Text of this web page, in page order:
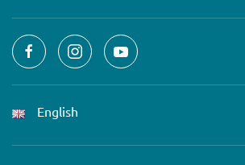
English